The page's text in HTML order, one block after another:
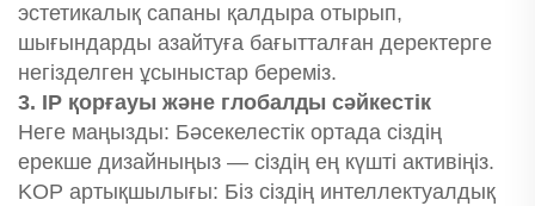
эстетикалық сапаны қалдыра отырып,
шығындарды азайтуға бағытталған деректерге
негізделген ұсыныстар береміз.
3. IP қорғауы және глобалды сәйкестік
Неге маңызды: Бәсекелестік ортада сіздің
ерекше дизайныңыз — сіздің ең күшті активіңіз.
KOP артықшылығы: Біз сіздің интеллектуалдық